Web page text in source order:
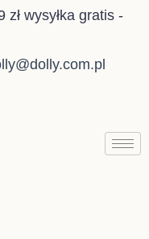
wysyłka gratis -